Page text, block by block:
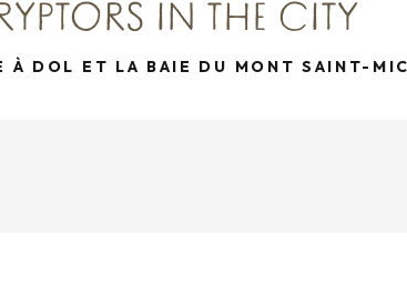
IN THE CITY
À DOL ET LA BAIE DU MONT SAINT-